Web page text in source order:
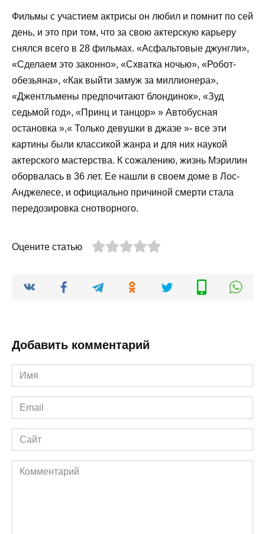
Фильмы с участием актрисы он любил и помнит по сей
день, и это при том, что за свою актерскую карьеру
снялся всего в 28 фильмах. «Асфальтовые джунгли»,
«Сделаем это законно», «Схватка ночью», «Робот-
обезьяна», «Как выйти замуж за миллионера»,
«Джентльмены предпочитают блондинок», «Зуд
седьмой год», «Принц и танцор» » Автобусная
остановка »,« Только девушки в джазе »- все эти
картины были классикой жанра и для них наукой
актерского мастерства. К сожалению, жизнь Мэрилин
оборвалась в 36 лет. Ее нашли в своем доме в Лос-
Анджелесе, и официально причиной смерти стала
передозировка снотворного.
Оцените статью
Добавить комментарий
Имя
*
Email
*
Сайт
Комментарий